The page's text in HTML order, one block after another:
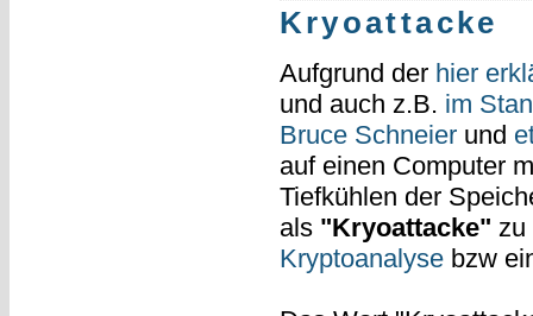
Kryoattacke
Aufgrund der hier
und auch z.B. im
Bruce Schneierund
auf einen Computer
Tiefkühlen der
als "Kryoattacke" zu
Kryptoanalysebzw